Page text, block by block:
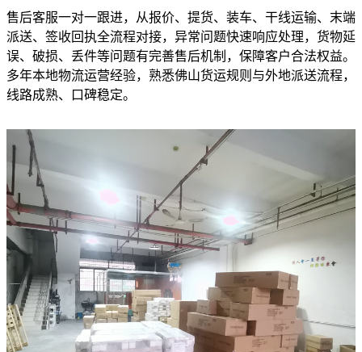
售后客服一对一跟进，从报价、提货、装车、干线运输、末端
派送、签收回执全流程对接，异常问题快速响应处理，货物延
误、破损、丢件等问题有完善售后机制，保障客户合法权益。
多年本地物流运营经验，熟悉佛山货运规则与外地派送流程，
线路成熟、口碑稳定。